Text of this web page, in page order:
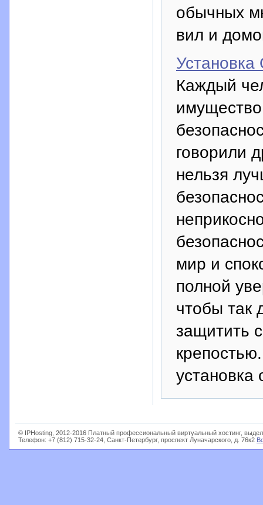
обычных
вил и
Каждый
говорили
нельзя
мир и
полной
чтобы так
защитить
установка
© IPHosting, 2012-2016 Платный профессиональный виртуальный хостинг,
Телефон: +7 (812) 715-32-24, Санкт-Петербург, проспект Луначарского, д. 76к2